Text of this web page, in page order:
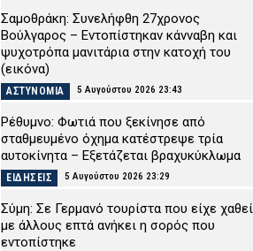
Σαμοθράκη: Συνελήφθη 27χρονος
Βούλγαρος – Εντοπίστηκαν κάνναβη και
ψυχοτρόπα μανιτάρια στην κατοχή του
(εικόνα)
ΑΣΤΥΝΟΜΙΑ 5 Αυγούστου 2026 23:43
Ρέθυμνο: Φωτιά που ξεκίνησε από
σταθμευμένο όχημα κατέστρεψε τρία
αυτοκίνητα – Εξετάζεται βραχυκύκλωμα
ΕΙΔΗΣΕΙΣ 5 Αυγούστου 2026 23:29
Σύμη: Σε Γερμανό τουρίστα που είχε χαθεί
με άλλους επτά ανήκει η σορός που
εντοπίστηκε